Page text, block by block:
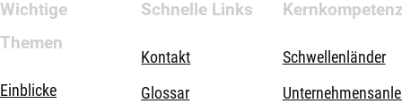
Wichtige
Themen
Einblicke
Schnelle Links
Kontakt
Glossar
Schwellenländer